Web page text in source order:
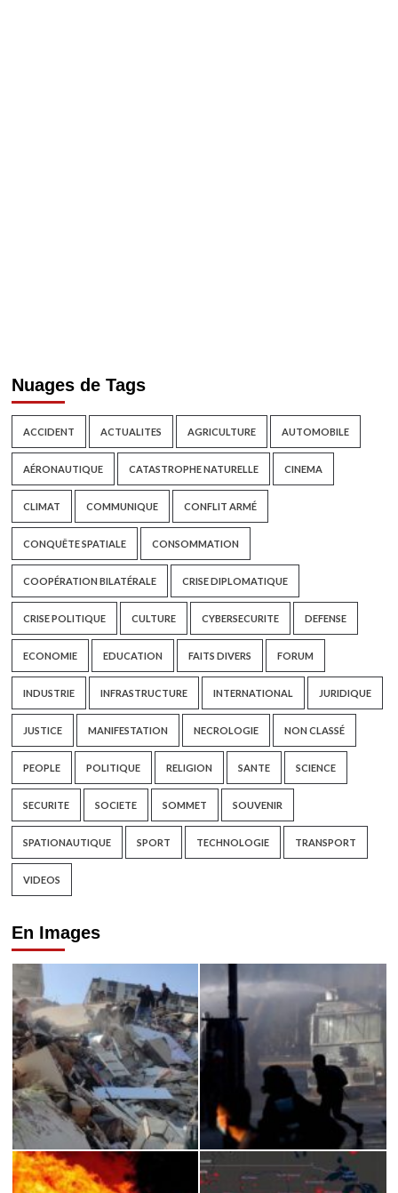
Nuages de Tags
ACCIDENT ACTUALITES AGRICULTURE AUTOMOBILE
AÉRONAUTIQUE CATASTROPHE NATURELLE CINEMA
CLIMAT COMMUNIQUE CONFLIT ARMÉ
CONQUÊTE SPATIALE CONSOMMATION
COOPÉRATION BILATÉRALE CRISE DIPLOMATIQUE
CRISE POLITIQUE CULTURE CYBERSECURITE DEFENSE
ECONOMIE EDUCATION FAITS DIVERS FORUM
INDUSTRIE INFRASTRUCTURE INTERNATIONAL JURIDIQUE
JUSTICE MANIFESTATION NECROLOGIE NON CLASSÉ
PEOPLE POLITIQUE RELIGION SANTE SCIENCE
SECURITE SOCIETE SOMMET SOUVENIR
SPATIONAUTIQUE SPORT TECHNOLOGIE TRANSPORT
VIDEOS
En Images